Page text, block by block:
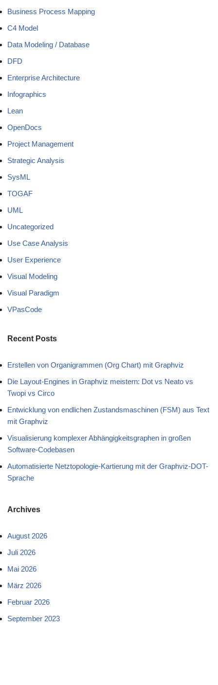
Business Process Mapping
C4 Model
Data Modeling / Database
DFD
Enterprise Architecture
Infographics
Lean
OpenDocs
Project Management
Strategic Analysis
SysML
TOGAF
UML
Uncategorized
Use Case Analysis
User Experience
Visual Modeling
Visual Paradigm
VPasCode
Recent Posts
Erstellen von Organigrammen (Org Chart) mit Graphviz
Die Layout-Engines in Graphviz meistern: Dot vs Neato vs
Twopi vs Circo
Entwicklung von endlichen Zustandsmaschinen (FSM) aus Text
mit Graphviz
Visualisierung komplexer Abhängigkeitsgraphen in großen
Software-Codebasen
Automatisierte Netztopologie-Kartierung mit der Graphviz-DOT-
Sprache
Archives
August 2026
Juli 2026
Mai 2026
März 2026
Februar 2026
September 2023